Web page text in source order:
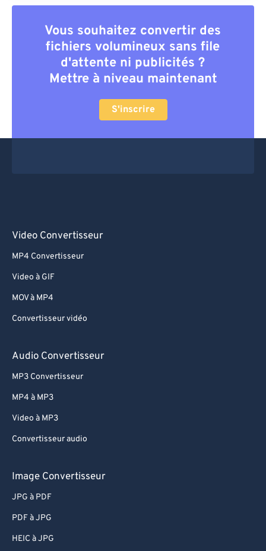
Vous souhaitez convertir des
fichiers volumineux sans file
d'attente ni publicités ?
Mettre à niveau maintenant
S'inscrire
Video Convertisseur
MP4 Convertisseur
Video à GIF
MOV à MP4
Convertisseur vidéo
Audio Convertisseur
MP3 Convertisseur
MP4 à MP3
Video à MP3
Convertisseur audio
Image Convertisseur
JPG à PDF
PDF à JPG
HEIC à JPG